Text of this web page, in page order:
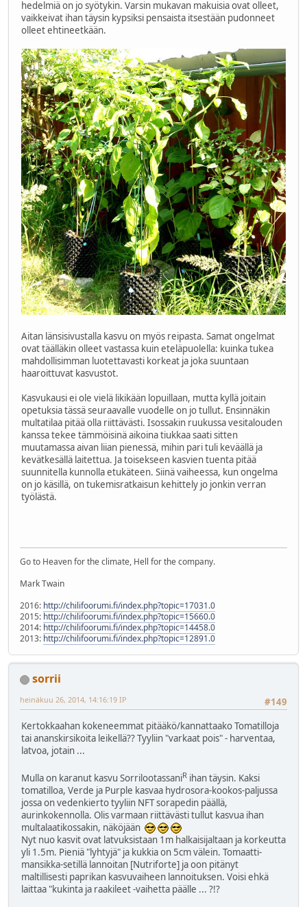
hedelmiä on jo syötykin. Varsin mukavan makuisia ovat olleet,
vaikkeivat ihan täysin kypsiksi pensaista itsestään pudonneet
olleet ehtineetkään.
Aitan länsisivustalla kasvu on myös reipasta. Samat ongelmat
ovat täälläkin olleet vastassa kuin eteläpuolella: kuinka tukea
mahdollisimman luotettavasti korkeat ja joka suuntaan
haaroittuvat kasvustot.
Kasvukausi ei ole vielä likikään lopuillaan, mutta kyllä joitain
opetuksia tässä seuraavalle vuodelle on jo tullut. Ensinnäkin
multatilaa pitää olla riittävästi. Isossakin ruukussa vesitalouden
kanssa tekee tämmöisinä aikoina tiukkaa saati sitten
muutamassa aivan liian pienessä, mihin pari tuli keväällä ja
kevätkesällä laitettua. Ja toisekseen kasvien tuenta pitää
suunnitella kunnolla etukäteen. Siinä vaiheessa, kun ongelma
on jo käsillä, on tukemisratkaisun kehittely jo jonkin verran
työlästä.
Go to Heaven for the climate, Hell for the company.
Mark Twain
2016: http://chilifoorumi.fi/index.php?topic=17031.0
2015: http://chilifoorumi.fi/index.php?topic=15660.0
2014: http://chilifoorumi.fi/index.php?topic=14458.0
2013: http://chilifoorumi.fi/index.php?topic=12891.0
sorrii
#149
heinäkuu 26, 2014, 14:16:19 IP
Kertokkaahan kokeneemmat pitääkö/kannattaako Tomatilloja
tai ananskirsikoita leikellä?? Tyyliin "varkaat pois" - harventaa,
latvoa, jotain ...
Mulla on karanut kasvu SorrilootassaniR ihan täysin. Kaksi
tomatilloa, Verde ja Purple kasvaa hydrosora-kookos-paljussa
jossa on vedenkierto tyyliin NFT sorapedin päällä,
aurinkokennolla. Olis varmaan riittävästi tullut kasvua ihan
multalaatikossakin, näköjään
Nyt nuo kasvit ovat latvuksistaan 1m halkaisijaltaan ja korkeutta
yli 1.5m. Pieniä "lyhtyjä" ja kukkia on 5cm välein. Tomaatti-
mansikka-setillä lannoitan [Nutriforte] ja oon pitänyt
maltillisesti paprikan kasvuvaiheen lannoituksen. Voisi ehkä
laittaa "kukinta ja raakileet -vaihetta päälle ... ?!?